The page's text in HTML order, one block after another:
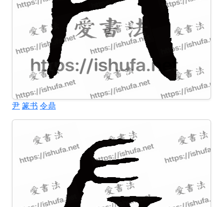
尹篆书 令鼎